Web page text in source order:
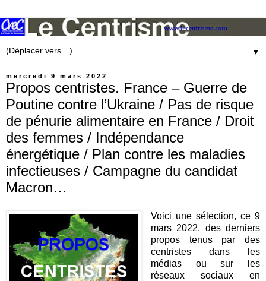
▼
mercredi 9 mars 2022
Propos centristes. France – Guerre de
Poutine contre l’Ukraine / Pas de risque
de pénurie alimentaire en France / Droit
des femmes / Indépendance
énergétique / Plan contre les maladies
infectieuses / Campagne du candidat
Macron…
Voici une sélection, ce 9
mars 2022, des derniers
propos tenus par des
centristes dans les
médias ou sur les
réseaux sociaux en